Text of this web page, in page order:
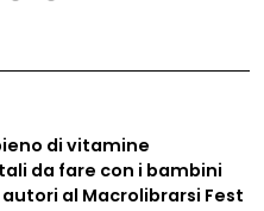
di vitamine
da fare con i bambini
al Macrolibrarsi Fest